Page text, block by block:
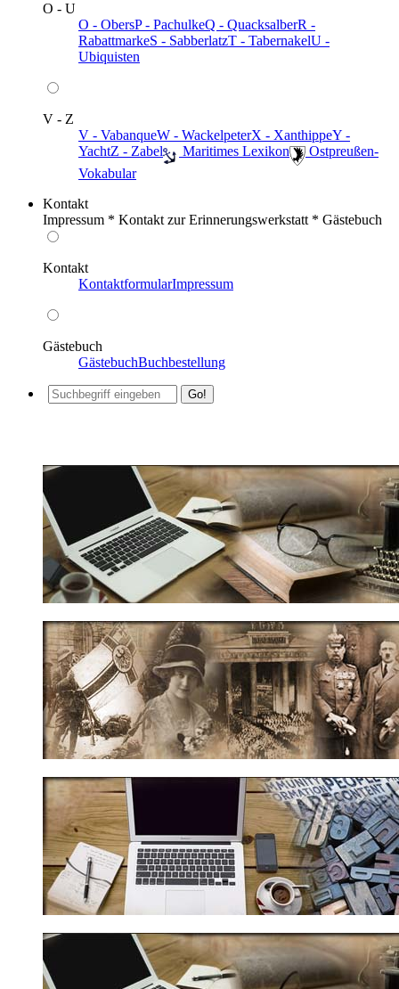
O - U
O - ObersP - PachulkeQ - QuacksalberR -
RabattmarkeS - SabberlatzT - TabernakelU -
Ubiquisten
V - Z
V - VabanqueW - WackelpeterX - XanthippeY -
YachtZ - Zabel ️ Maritimes Lexikon
️ Ostpreußen-
Vokabular
Kontakt
Impressum * Kontakt zur Erinnerungswerkstatt * Gästebuch
Kontakt
KontaktformularImpressum
Gästebuch
GästebuchBuchbestellung